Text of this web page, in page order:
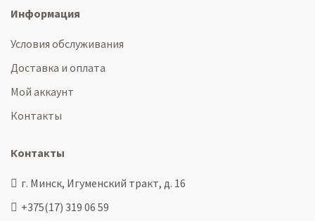
Информация
Условия обслуживания
Доставка и оплата
Мой аккаунт
Контакты
Контакты
г. Минск, Игуменский тракт, д. 16
+375(17) 319 06 59